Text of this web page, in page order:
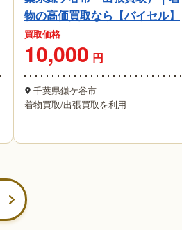
物の高価買取なら【バイセル】
買取価格
10,000 円
千葉県鎌ケ谷市
着物買取/出張買取を利用